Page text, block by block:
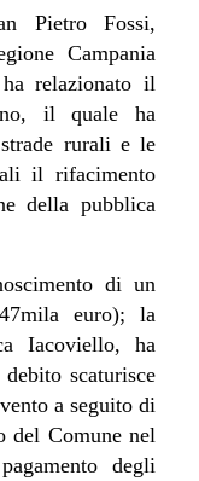
Pietro Fossi,
Campania
relazionato il
il quale ha
rurali e le
il rifacimento
della pubblica
di un
euro); la
Iacoviello, ha
scaturisce
a seguito di
del Comune nel
degli